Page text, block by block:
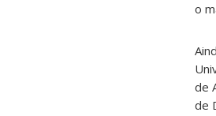
o
de
de